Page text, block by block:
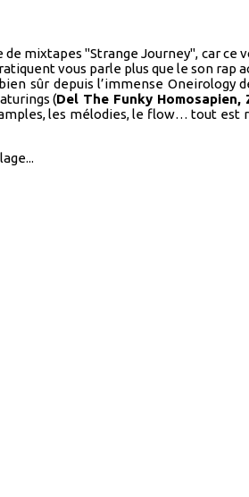
de mixtapes "Strange Journey", car
vous parle plus que le son rap
sûr depuis l’immense Oneirology
(Del The Funky Homosapien,
les mélodies, le flow… tout